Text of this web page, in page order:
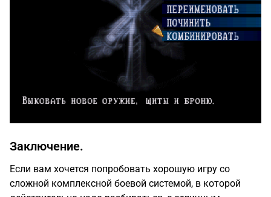
Заключение.
Если вам хочется попробовать хорошую игру со
сложной комплексной боевой системой, в которой